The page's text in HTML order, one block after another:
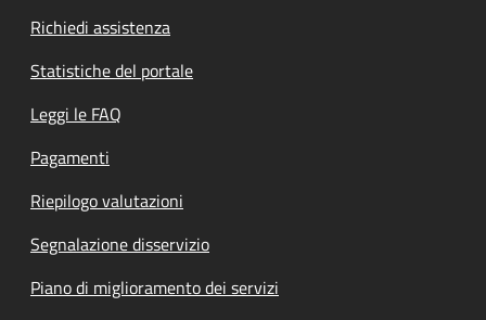
Richiedi assistenza
Statistiche del portale
Leggi le FAQ
Pagamenti
Riepilogo valutazioni
Segnalazione disservizio
Piano di miglioramento dei servizi